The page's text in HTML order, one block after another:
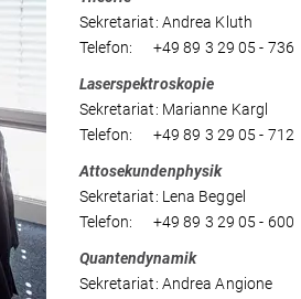
Sekretariat: Andrea Kluth
Telefon: +49 89 3 29 05 - 736
Laserspektroskopie
Sekretariat: Marianne Kargl
Telefon: +49 89 3 29 05 - 712
Attosekundenphysik
Sekretariat: Lena Beggel
Telefon: +49 89 3 29 05 - 600
Quantendynamik
Sekretariat: Andrea Angione